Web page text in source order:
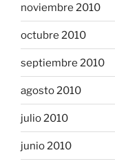
noviembre 2010
octubre 2010
septiembre 2010
agosto 2010
julio 2010
junio 2010